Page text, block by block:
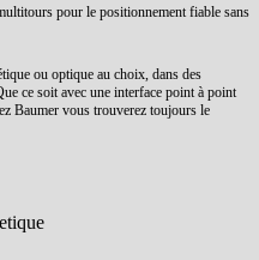
pour le positionnement fiable sans
ou optique au choix, dans des
ce soit avec une interface point à point
Baumer vous trouverez toujours le